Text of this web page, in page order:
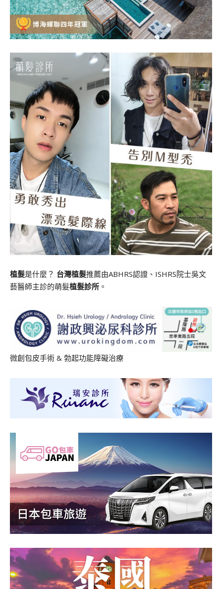
植髮是什麼？ 台灣植髮推薦由ABHRS認證、ISHRS院士吳文
藝醫師主診的萌髮植髮診所 。
微創包皮手術 & 勃起功能障礙治療